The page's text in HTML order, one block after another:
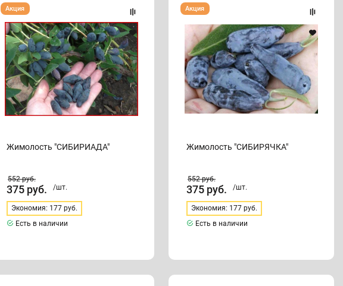
Жимолость
"СИБИРИАДА"
Жимолость "СИБИРИАДА"
Акция
552руб.
375 руб. /шт.
Экономия: 177 руб.
Есть в наличии
Жимолость
"СИБИРЯЧКА"
Жимолость "СИБИРЯЧКА"
Акция
552руб.
375 руб. /шт.
Экономия: 177 руб.
Есть в наличии